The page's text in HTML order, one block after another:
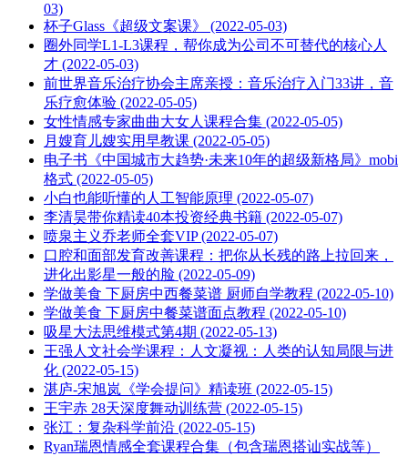
03)
杯子Glass《超级文案课》 (2022-05-03)
圈外同学L1-L3课程，帮你成为公司不可替代的核心人
才 (2022-05-03)
前世界音乐治疗协会主席亲授：音乐治疗入门33讲，音
乐疗愈体验 (2022-05-05)
女性情感专家曲曲大女人课程合集 (2022-05-05)
月嫂育儿嫂实用早教课 (2022-05-05)
电子书《中国城市大趋势·未来10年的超级新格局》mobi
格式 (2022-05-05)
小白也能听懂的人工智能原理 (2022-05-07)
李清昊带你精读40本投资经典书籍 (2022-05-07)
喷泉主义乔老师全套VIP (2022-05-07)
口腔和面部发育改善课程：把你从长残的路上拉回来，
进化出影星一般的脸 (2022-05-09)
学做美食 下厨房中西餐菜谱 厨师自学教程 (2022-05-10)
学做美食 下厨房中餐菜谱面点教程 (2022-05-10)
吸星大法思维模式第4期 (2022-05-13)
王强人文社会学课程：人文凝视：人类的认知局限与进
化 (2022-05-15)
湛庐-宋旭岚《学会提问》精读班 (2022-05-15)
王宇赤 28天深度舞动训练营 (2022-05-15)
张江：复杂科学前沿 (2022-05-15)
Ryan瑞恩情感全套课程合集（包含瑞恩搭讪实战等）